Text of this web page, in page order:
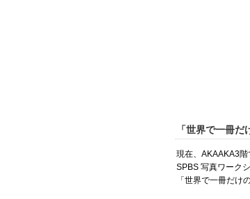
「世界で一冊
現在、AKAAKA3
SPBS 写真ワーク
「世界で一冊だけ